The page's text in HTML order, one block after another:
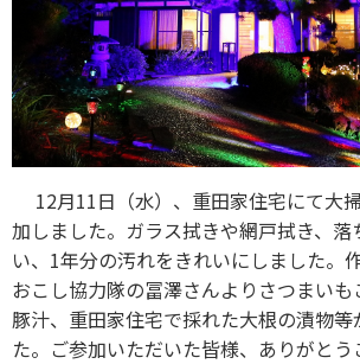
12月11日（水）、重田家住宅にて大
加しました。ガラス拭きや網戸拭き、落
い、1年分の汚れをきれいにしました。
おこし協力隊の冨澤さんよりさつまいも
豚汁、重田家住宅で採れた大根の漬物等
た。ご参加いただいた皆様、ありがとう